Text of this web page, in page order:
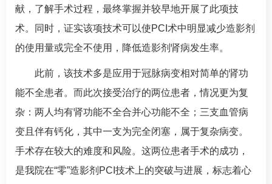
献，了解手术过程，最终掌握并较早地开展了此项技
术。同时，证实该项技术可以使PCI术中明显减少造影剂
的使用量或完全不使用，降低造影剂肾病发生率。
此前，该技术多是应用于冠脉病变相对简单的肾功
能不全患者。而此次接受治疗的两位患者，情况更为复
杂：两人均有肾功能不全合并心功能不全；三支血管病
变且伴有钙化，其中一支为完全闭塞，属于复杂病变。
手术存在较大的难度和风险。这两位患者手术的成功，
是我院在“零”造影剂 PCI技术上的突破与进展，标志着心